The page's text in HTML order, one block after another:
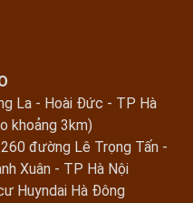
La - Hoài Đức - TP Hà
khoảng 3km)
đường Lê Trọng Tấn -
Xuân - TP Hà Nội
Huyndai Hà Đông